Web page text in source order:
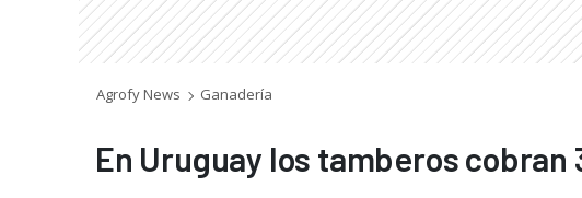
Agrofy News Ganadería
En Uruguay los tamberos cobran